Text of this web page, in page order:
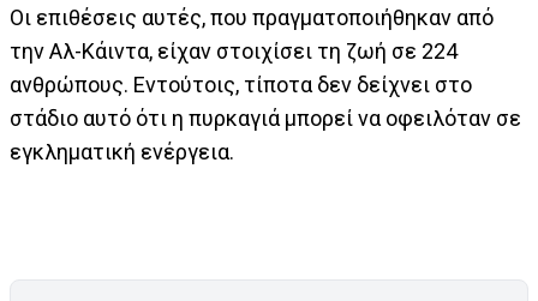
Οι επιθέσεις αυτές, που πραγματοποιήθηκαν από
την Αλ-Κάιντα, είχαν στοιχίσει τη ζωή σε 224
ανθρώπους. Εντούτοις, τίποτα δεν δείχνει στο
στάδιο αυτό ότι η πυρκαγιά μπορεί να οφειλόταν σε
εγκληματική ενέργεια.